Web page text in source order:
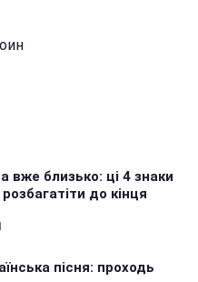
вже близько: ці 4 знаки
до кінця
пісня: проходь